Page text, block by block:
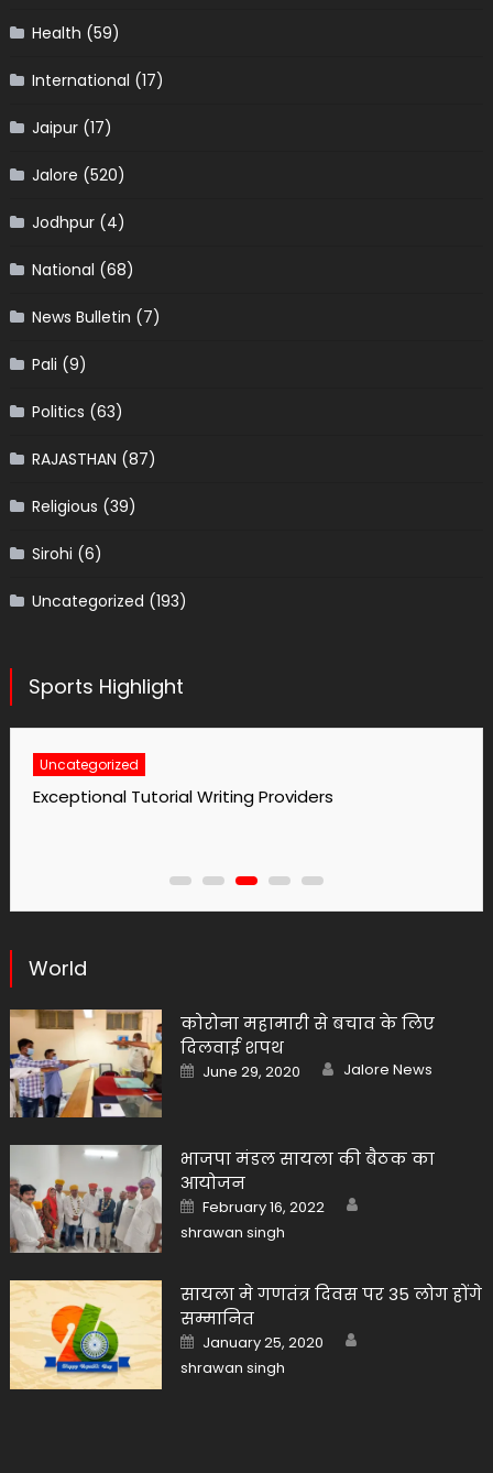
Health (59)
International (17)
Jaipur(17)
Jalore (520)
Jodhpur(4)
National (68)
News Bulletin (7)
Pali (9)
Politics (63)
RAJASTHAN (87)
Religious (39)
Sirohi (6)
Uncategorized (193)
Sports Highlight
Uncategorized
No1 Essay Writing Service Grabmyessay Com
World
कोरोना महामारी से बचाव के लिए
दिलवाई शपथ
Posted
on
June 29, 2020 Author
Jalore News
भाजपा मंडल सायला की बैठक का
आयोजन
Posted
on
February 16, 2022
shrawan singh
सायला मे गणतंत्र दिवस पर 35 लोग होंगे
सम्मानित
Posted
on
January 25, 2020
shrawan singh